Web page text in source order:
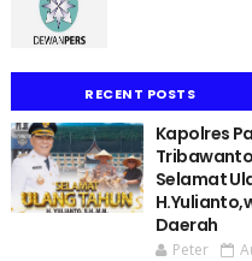
RECENT POSTS
Kapolres
Selamat
Daerah
Peter